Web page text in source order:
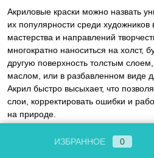
Акриловые краски можно назвать
их популярности среди художников
мастерства и направлений
многократно наноситься на холст,
другую поверхность толстым
маслом, или в разбавленном виде
Акрил быстро высыхает, что
слои, корректировать ошибки и
на природе.
Чтобы купить хорошие акриловые
которые будут полностью
ИЗБРАННОЕ 0